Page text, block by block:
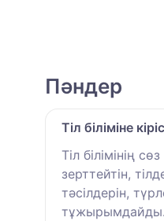
Пәндер
Тіл біліміне
Тіл білімінің
зерттейтін,
тәсілдерін,
тұжырымдайды.